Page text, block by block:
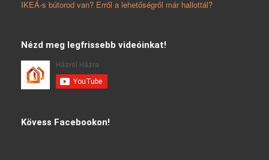
IKEÁ-s bútorod van? Erről a lehetőségről már hallottál?
Nézd meg legfrissebb videóinkat!
Kövess Facebookon!